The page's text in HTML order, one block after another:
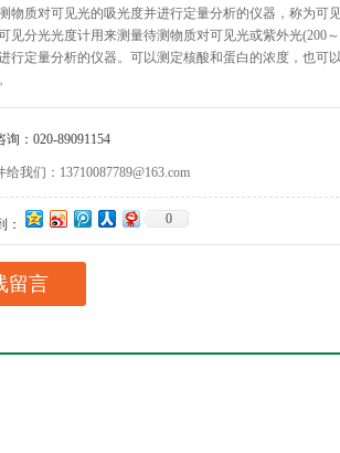
物质对可见光的吸光度并进行定量分析的仪器，称为可
见分光光度计用来测量待测物质对可见光或紫外光(200～
行定量分析的仪器。可以测定核酸和蛋白的浓度，也可
询：020-89091154
给我们：13710087789@163.com
： 0
留言